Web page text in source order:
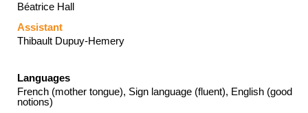
Béatrice Hall
Assistant
Thibault Dupuy-Hemery
Languages
French (mother tongue), Sign language (fluent), English (good
notions)